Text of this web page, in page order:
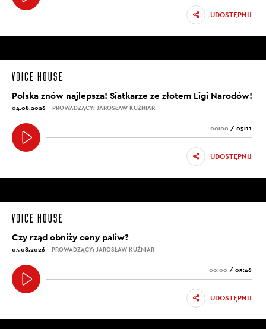
UDOSTĘPNIJ
Polska znów najlepsza! Siatkarze ze złotem Ligi Narodów!
04.08.2026 PROWADZĄCY: JAROSŁAW KUŹNIAR
00:00 / 05:11
UDOSTĘPNIJ
Czy rząd obniży ceny paliw?
03.08.2026 PROWADZĄCY: JAROSŁAW KUŹNIAR
00:00 / 05:46
UDOSTĘPNIJ